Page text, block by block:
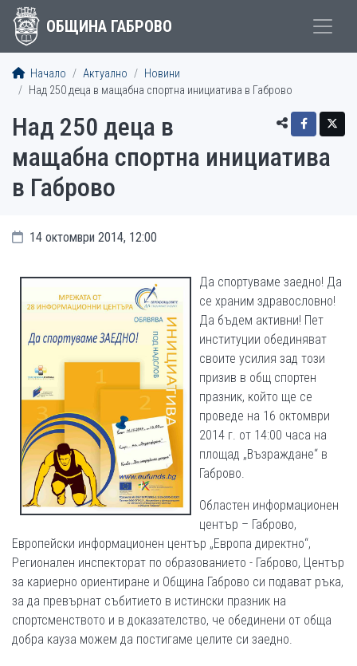
ОБЩИНА ГАБРОВО
Начало Актуално
Новини
Над 250 деца в мащабна спортна инициатива в Габрово
Над 250 деца в
мащабна спортна инициатива
в Габрово
14 октомври 2014, 12:00
Да спортуваме заедно! Да
се храним здравословно!
Да бъдем активни! Пет
институции обединяват
своите усилия зад този
призив в общ спортен
празник, който ще се
проведе на 16 октомври
2014 г. от 14:00 часа на
площад „Възраждане“ в
Габрово.
Областен информационен
център – Габрово,
Европейски информационен център „Европа директно“,
Регионален инспекторат по образованието - Габрово, Център
за кариерно ориентиране и Община Габрово си подават ръка,
за да превърнат събитието в истински празник на
спортсменството и в доказателство, че обединени от обща
добра кауза можем да постигаме целите си заедно.